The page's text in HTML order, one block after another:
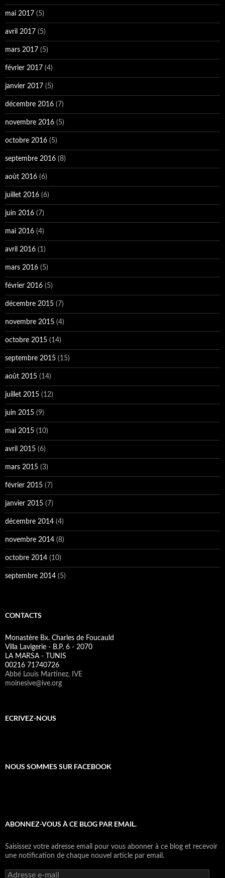
mai 2017 (5)
avril 2017 (5)
mars 2017 (5)
février 2017 (4)
janvier 2017 (5)
décembre 2016 (7)
novembre 2016 (5)
octobre 2016 (5)
septembre 2016 (8)
août 2016 (6)
juillet 2016 (6)
juin 2016 (7)
mai 2016 (4)
avril 2016 (1)
mars 2016 (5)
février 2016 (5)
décembre 2015 (7)
novembre 2015 (4)
octobre 2015 (14)
septembre 2015 (15)
août 2015 (14)
juillet 2015 (12)
juin 2015 (9)
mai 2015 (10)
avril 2015 (6)
mars 2015 (3)
février 2015 (7)
janvier 2015 (7)
décembre 2014 (4)
novembre 2014 (8)
octobre 2014 (10)
septembre 2014 (5)
CONTACTS
Monastère Bx. Charles de Foucauld
Villa Lavigerie - B.P. 6 - 2070
LA MARSA - TUNIS
00216 71740726
Abbé Louis Martinez, IVE
moinesive@ive.org
ECRIVEZ-NOUS
NOUS SOMMES SUR FACEBOOK
ABONNEZ-VOUS À CE BLOG PAR EMAIL.
Saisissez votre adresse email pour vous abonner à ce blog et recevoir
une notification de chaque nouvel article par email.
Adresse